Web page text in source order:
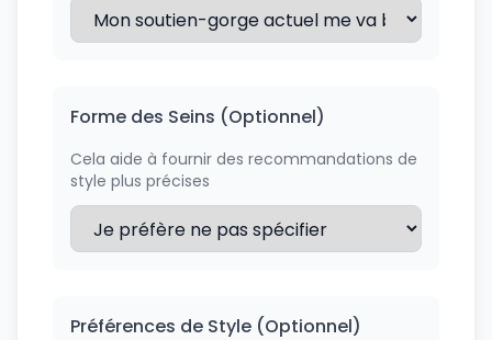
Forme des Seins (Optionnel)
Cela aide à fournir des recommandations de
style plus précises
Préférences de Style (Optionnel)